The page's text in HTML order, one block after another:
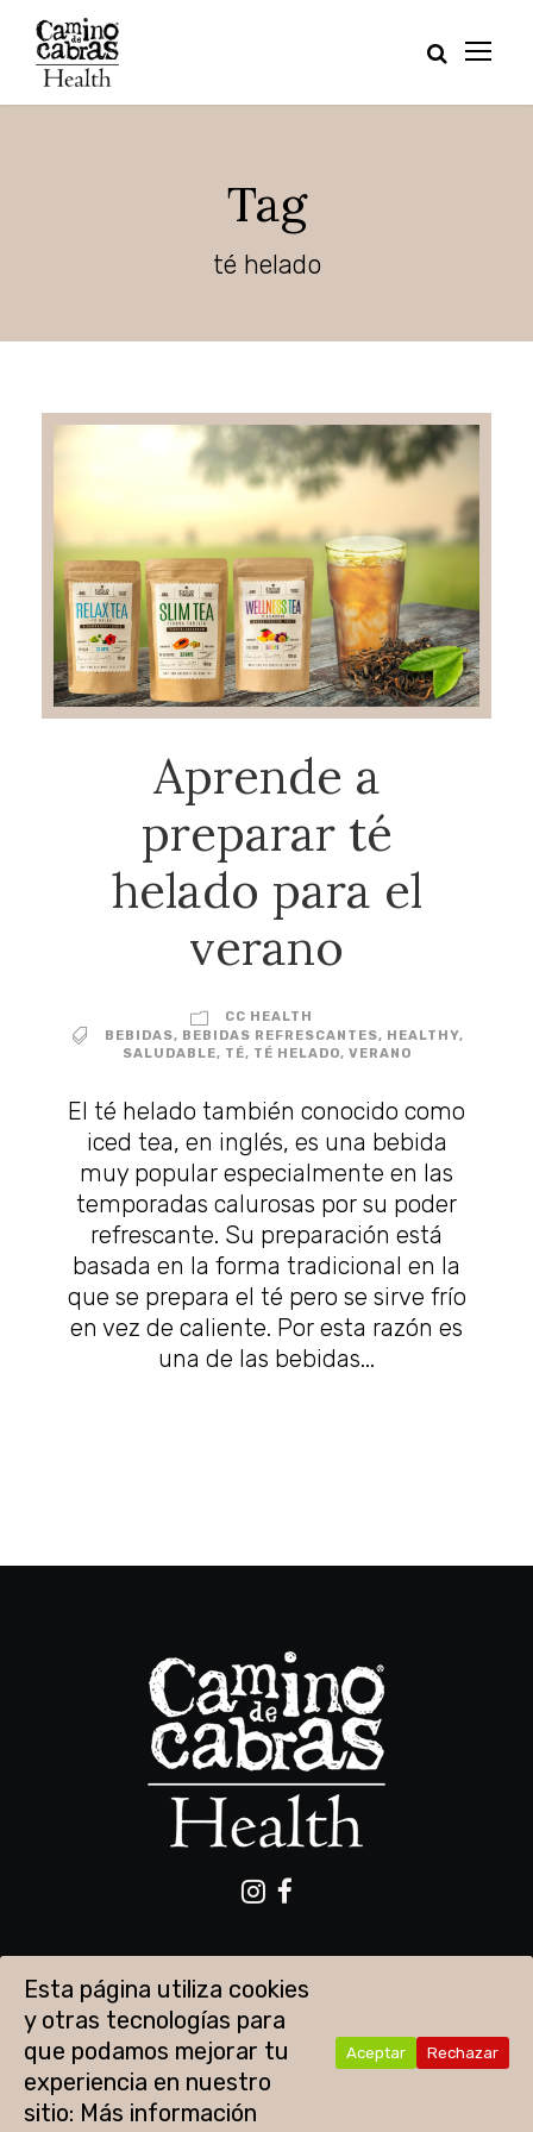
Tag
té helado
Aprende a
preparar té
helado para el
verano
CC HEALTH
BEBIDAS, BEBIDAS REFRESCANTES, HEALTHY,
SALUDABLE, TÉ, TÉ HELADO, VERANO
El té helado también conocido como
iced tea, en inglés, es una bebida
muy popular especialmente en las
temporadas calurosas por su poder
refrescante. Su preparación está
basada en la forma tradicional en la
que se prepara el té pero se sirve frío
en vez de caliente. Por esta razón es
una de las bebidas...
Aviso legal Política de privacidad
Esta página utiliza cookies
y otras tecnologías para
que podamos mejorar tu
experiencia en nuestro
sitio: Más información
Aceptar Rechazar